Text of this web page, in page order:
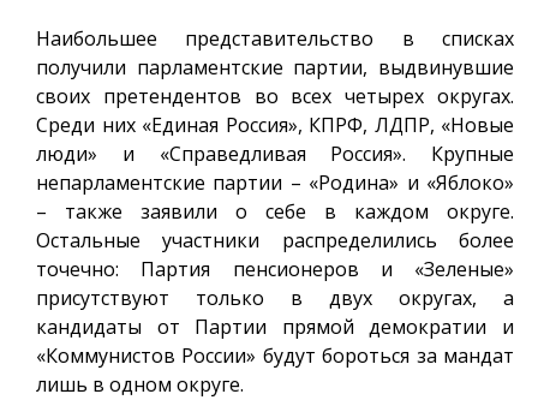
Наибольшее представительство в списках
получили парламентские партии, выдвинувшие
своих претендентов во всех четырех округах.
Среди них «Единая Россия», КПРФ, ЛДПР, «Новые
люди» и «Справедливая Россия». Крупные
непарламентские партии – «Родина» и «Яблоко»
– также заявили о себе в каждом округе.
Остальные участники распределились более
точечно: Партия пенсионеров и «Зеленые»
присутствуют только в двух округах, а
кандидаты от Партии прямой демократии и
«Коммунистов России» будут бороться за мандат
лишь в одном округе.